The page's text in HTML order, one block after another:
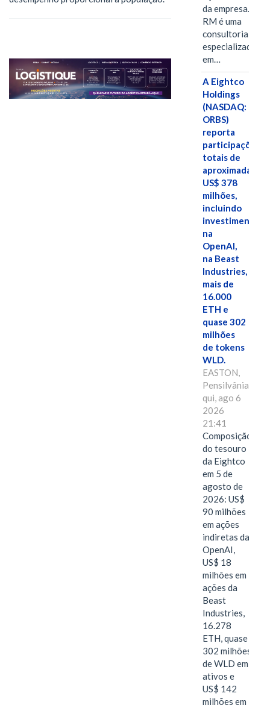
da empresa. A S-
RM é uma
consultoria
especializada
em…
A Eightco
Holdings
(NASDAQ:
ORBS)
reporta
participações
totais de
US$ 378
milhões,
incluindo
investimentos
na
OpenAI,
na Beast
Industries,
mais de
16.000
ETH e
quase 302
milhões
de tokens
WLD.
EASTON,
Pensilvânia,
qui, ago 6
2026
21:41
Composição
do tesouro
da Eightco
em 5 de
agosto de
2026: US$
90 milhões
em ações
indiretas da
OpenAI,
US$ 18
milhões em
ações da
Beast
Industries,
16.278
ETH, quase
302 milhões
de WLD em
ativos e
US$ 142
milhões em